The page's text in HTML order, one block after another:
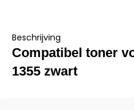
Beschrijving
Compatibel toner
1355 zwart